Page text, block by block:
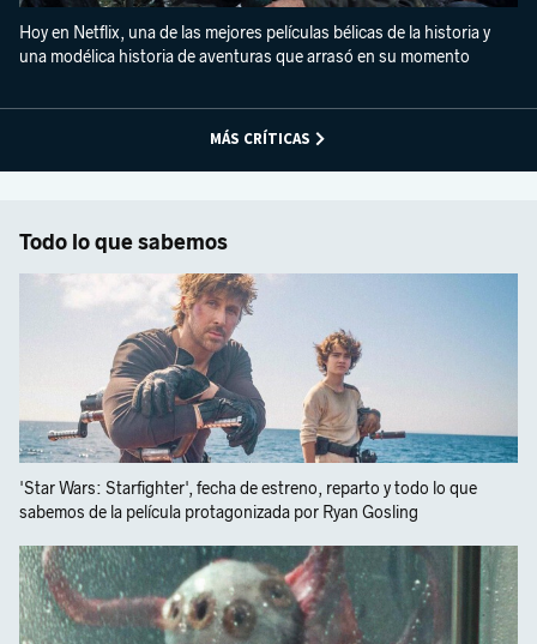
Hoy en Netflix, una de las mejores películas bélicas de la historia y
una modélica historia de aventuras que arrasó en su momento
MÁS CRÍTICAS
Todo lo que sabemos
'Star Wars: Starfighter', fecha de estreno, reparto y todo lo que
sabemos de la película protagonizada por Ryan Gosling